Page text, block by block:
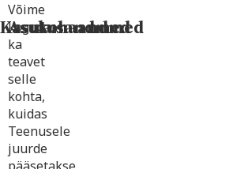
Kasutusandmed
Võime
koguda
ka
teavet
selle
kohta,
kuidas
Teenusele
juurde
Asukohaandmed